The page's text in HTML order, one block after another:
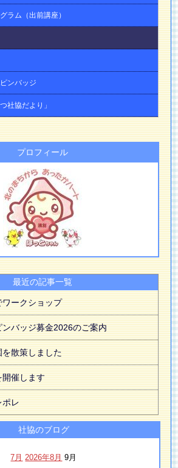
ラム（出前講座）
ンバッジ
社協だより」
プロフィール
最近の記事一覧
ークショップ
バッジ募金2026のご案内
散策しました
開催します
ポレ
社協のブログ
7月 2026年8月 9月